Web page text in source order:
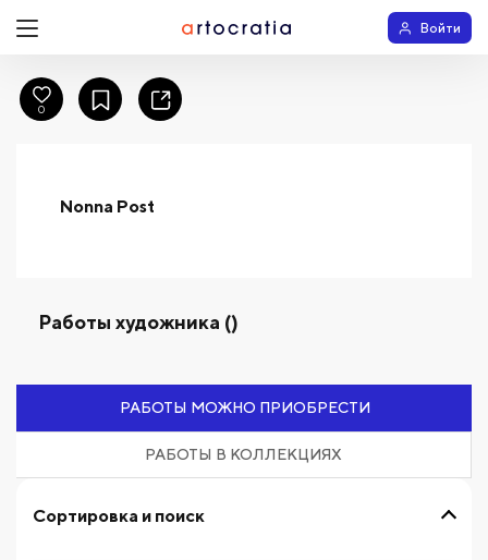
Войти
Nonna Post
Работы художника ()
РАБОТЫ МОЖНО ПРИОБРЕСТИ
РАБОТЫ В КОЛЛЕКЦИЯХ
Сортировка и поиск
0